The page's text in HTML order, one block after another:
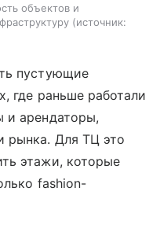
объектов и
источник:
пустующие
где раньше работали
и арендаторы,
рынка. Для ТЦ это
этажи, которые
fashion-